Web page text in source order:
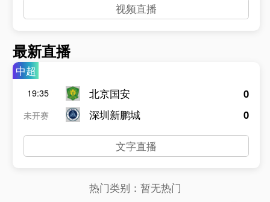
视频直播
最新直播
中超
19:35
未开赛
北京国安
深圳新鹏城
0
0
文字直播
热门类别： 暂无热门